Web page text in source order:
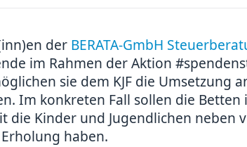
der BERATA-GmbH
im Rahmen der Aktion
sie dem KJF die Umsetzung
Im konkreten Fall sollen die Betten
Kinder und Jugendlichen neben
haben.